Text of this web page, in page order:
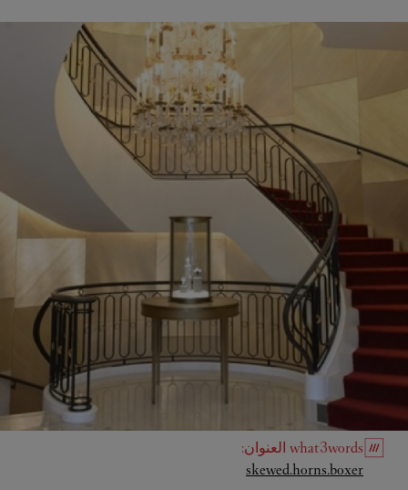
what3words العنوان:
skewed.horns.boxer
Link Opens in New Tab